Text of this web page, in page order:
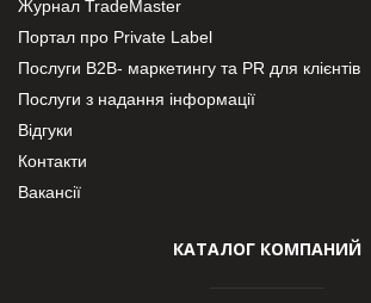
Журнал TradeMaster
Портал про Private Label
Послуги В2В- маркетингу та PR для клієнтів
Послуги з надання інформації
Відгуки
Контакти
Вакансії
КАТАЛОГ КОМПАНИЙ